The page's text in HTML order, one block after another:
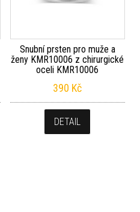
Snubní prsten pro muže a
ženy KMR10006 z chirurgické
oceli KMR10006
390 Kč
DETAIL